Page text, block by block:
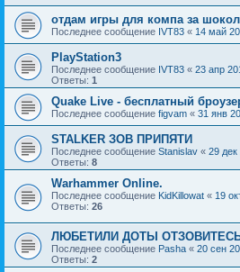
отдам игры для компа за
Последнее сообщение IVT83 « 14 май
PlayStation3
Последнее сообщение IVT83 « 23 апр
Ответы: 1
Quake Live - бесплатный
Последнее сообщение figvam « 31 янв
STALKER ЗОВ ПРИПЯТИ
Последнее сообщение Stanislav « 29 дек
Ответы: 8
Warhammer Online.
Последнее сообщение KidKillowat « 19
Ответы: 26
ЛЮБЕТИЛИ ДОТЫ
Последнее сообщение Pasha « 20 сен
Ответы: 2